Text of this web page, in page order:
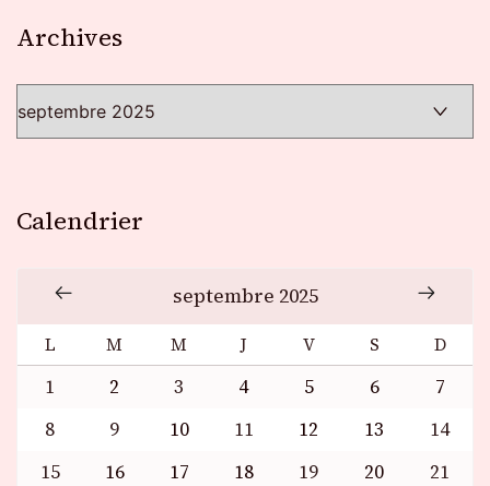
Archives
Calendrier
septembre 2025
L M M J V S D
1 2 3 4 5 6
7
8
9 10 11 12 13
14
15
16 17 18 19 20
21